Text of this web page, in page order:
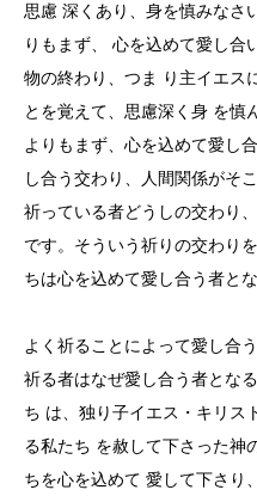
思慮 深くあり、身を慎みなさ
りもまず、 心を込めて愛し合
物の終わり、つま り主イエス
とを覚えて、思慮深く身 を慎
よりもまず、心を込めて愛し
し合う交わり、人間関係がそ
祈っている者どうしの交わり
です。そういう祈りの交わり
ちは心を込めて愛し合う者とな
よく祈ることによって愛し合
祈る者はなぜ愛し合う者とな
ち は、独り子イエス・キリス
る私たち を赦して下さった神
ちを心を込めて 愛して下さり